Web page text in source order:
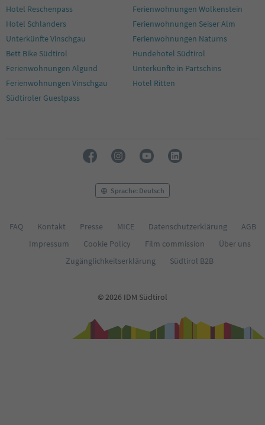
Hotel Reschenpass
Ferienwohnungen Wolkenstein
Hotel Schlanders
Ferienwohnungen Seiser Alm
Unterkünfte Vinschgau
Ferienwohnungen Naturns
Bett Bike Südtirol
Hundehotel Südtirol
Ferienwohnungen Algund
Unterkünfte in Partschins
Ferienwohnungen Vinschgau
Hotel Ritten
Südtiroler Guestpass
Sprache: Deutsch
FAQ Kontakt Presse MICE Datenschutzerklärung
AGB
Impressum
Cookie Policy Film commission
Über uns
Zugänglichkeitserklärung
Südtirol B2B
© 2026 IDM Südtirol